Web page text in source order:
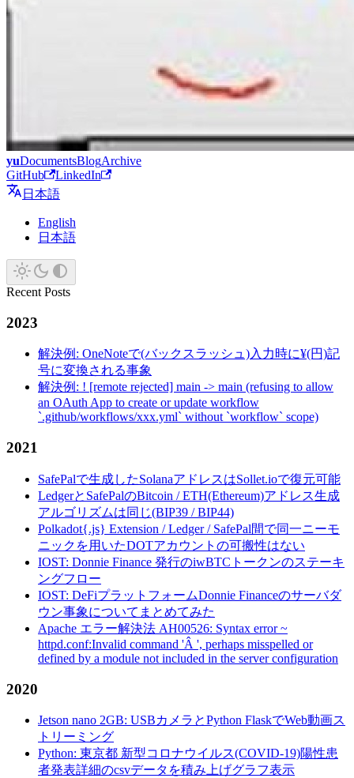
yuDocumentsBlogArchive
GitHub
LinkedIn
日本語
English
日本語
Recent Posts
2023
解決例: OneNoteで(バックスラッシュ)入力時に¥(円)記
号に変換される事象
解決例: ! [remote rejected] main -> main (refusing to allow
an OAuth App to create or update workflow
`.github/workflows/xxx.yml` without `workflow` scope)
2021
SafePalで生成したSolanaアドレスはSollet.ioで復元可能
LedgerとSafePalのBitcoin / ETH(Ethereum)アドレス生成
アルゴリズムは同じ(BIP39 / BIP44)
Polkadot{.js} Extension / Ledger / SafePal間で同一ニーモ
ニックを用いたDOTアカウントの可搬性はない
IOST: Donnie Finance 発行のiwBTCトークンのステーキ
ングフロー
IOST: DeFiプラットフォームDonnie Financeのサーバダ
ウン事象についてまとめてみた
Apache エラー解決法 AH00526: Syntax error ~
httpd.conf:Invalid command 'Â ', perhaps misspelled or
defined by a module not included in the server configuration
2020
Jetson nano 2GB: USBカメラとPython FlaskでWeb動画ス
トリーミング
Python: 東京都 新型コロナウイルス(COVID-19)陽性患
者発表詳細のcsvデータを積み上げグラフ表示